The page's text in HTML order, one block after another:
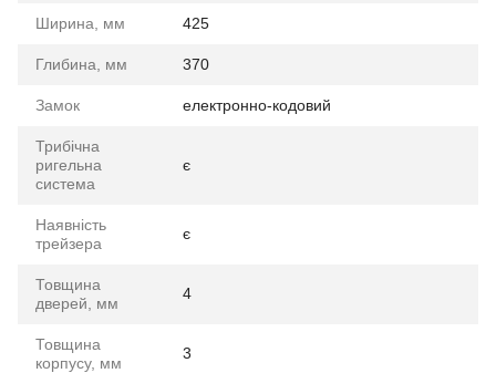
Ширина, мм 425
Глибина, мм 370
Замок електронно-кодовий
Трибічна
ригельна
система
є
Наявність
трейзера
є
Товщина
дверей, мм
4
Товщина
корпусу, мм
3